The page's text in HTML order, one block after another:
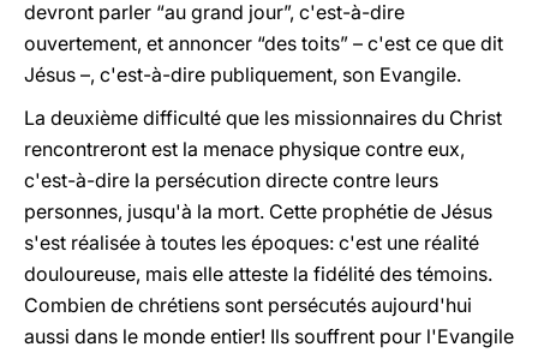
devront parler “au grand jour”, c'est-à-dire
ouvertement, et annoncer “des toits” – c'est ce que dit
Jésus –, c'est-à-dire publiquement, son Evangile.
La deuxième difficulté que les missionnaires du Christ
rencontreront est la menace physique contre eux,
c'est-à-dire la persécution directe contre leurs
personnes, jusqu'à la mort. Cette prophétie de Jésus
s'est réalisée à toutes les époques: c'est une réalité
douloureuse, mais elle atteste la fidélité des témoins.
Combien de chrétiens sont persécutés aujourd'hui
aussi dans le monde entier! Ils souffrent pour l'Evangile